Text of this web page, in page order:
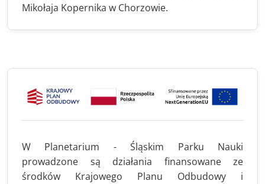
Mikołaja Kopernika w Chorzowie.
W Planetarium - Śląskim Parku Nauki
prowadzone są działania finansowane ze
środków Krajowego Planu Odbudowy i